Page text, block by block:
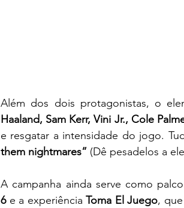
Além dos dois protagonistas, o
Haaland, Sam Kerr, Vini Jr., Cole
e resgatar a intensidade do jogo.
them nightmares” (Dê pesadelos a
A campanha ainda serve como
6 e a experiência Toma El Juego,